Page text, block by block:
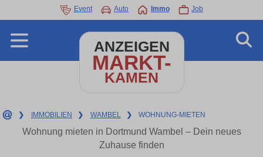
Event Auto Immo Job
ANZEIGEN
MARKT-
KAMEN
❯ IMMOBILIEN ❯ WAMBEL ❯ WOHNUNG-MIETEN
Wohnung mieten in Dortmund Wambel – Dein neues
Zuhause finden